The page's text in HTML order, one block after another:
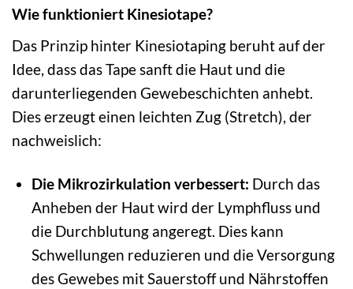
Wie funktioniert Kinesiotape?
Das Prinzip hinter Kinesiotaping beruht auf der
Idee, dass das Tape sanft die Haut und die
darunterliegenden Gewebeschichten anhebt.
Dies erzeugt einen leichten Zug (Stretch), der
nachweislich:
Die Mikrozirkulation verbessert: Durch das
Anheben der Haut wird der Lymphfluss und
die Durchblutung angeregt. Dies kann
Schwellungen reduzieren und die Versorgung
des Gewebes mit Sauerstoff und Nährstoffen